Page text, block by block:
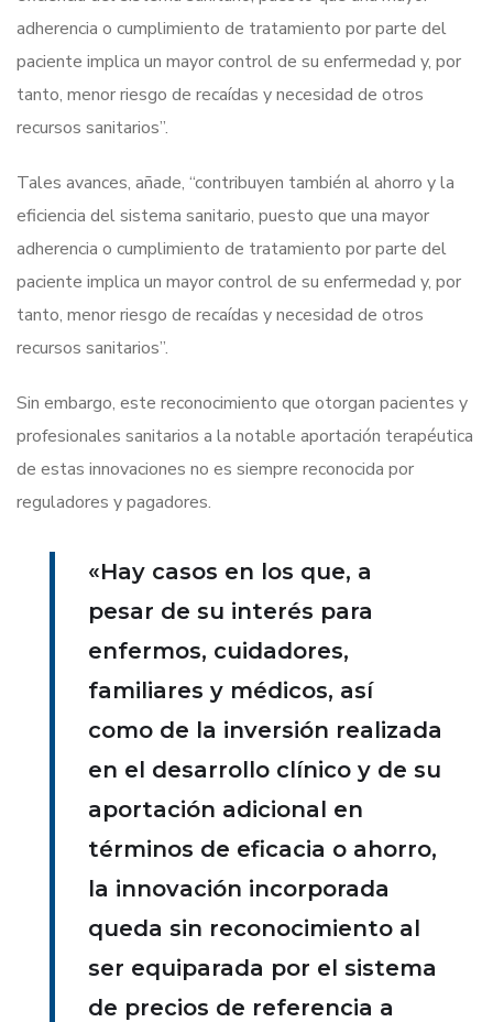
adherencia o cumplimiento de tratamiento por parte del
paciente implica un mayor control de su enfermedad y, por
tanto, menor riesgo de recaídas y necesidad de otros
recursos sanitarios”.
Tales avances, añade, “contribuyen también al ahorro y la
eficiencia del sistema sanitario, puesto que una mayor
adherencia o cumplimiento de tratamiento por parte del
paciente implica un mayor control de su enfermedad y, por
tanto, menor riesgo de recaídas y necesidad de otros
recursos sanitarios”.
Sin embargo, este reconocimiento que otorgan pacientes y
profesionales sanitarios a la notable aportación terapéutica
de estas innovaciones no es siempre reconocida por
reguladores y pagadores.
«Hay casos en los que, a
pesar de su interés para
enfermos, cuidadores,
familiares y médicos, así
como de la inversión realizada
en el desarrollo clínico y de su
aportación adicional en
términos de eficacia o ahorro,
la innovación incorporada
queda sin reconocimiento al
ser equiparada por el sistema
de precios de referencia a